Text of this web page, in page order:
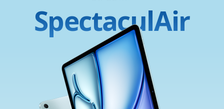
SpectaculAir